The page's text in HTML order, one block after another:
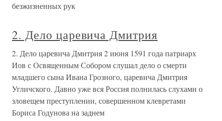
безжизненных рук
2. Дело царевича Дмитрия
2. Дело царевича Дмитрия 2 июня 1591 года патриарх
Иов с Освященным Собором слушал дело о смерти
младшего сына Ивана Грозного, царевича Дмитрия
Угличского. Давно уже вся Россия полнилась слухами о
зловещем преступлении, совершенном клевретами
Бориса Годунова на заднем